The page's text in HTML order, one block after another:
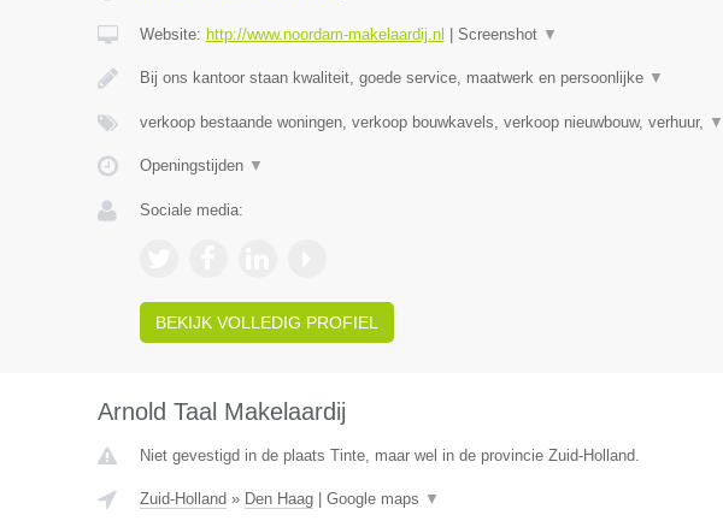
Website: http://www.noordam-makelaardij.nl Screenshot ▼
Bij ons kantoor staan kwaliteit, goede service, maatwerk en persoonlijke ▼
verkoop bestaande woningen, verkoop bouwkavels, verkoop nieuwbouw, verhuur, ▼
Openingstijden ▼
Sociale media:
BEKIJK VOLLEDIG PROFIEL
Arnold Taal Makelaardij
Niet gevestigd in de plaats Tinte, maar wel in de provincie Zuid-Holland.
Zuid-Holland » Den Haag| Google maps ▼